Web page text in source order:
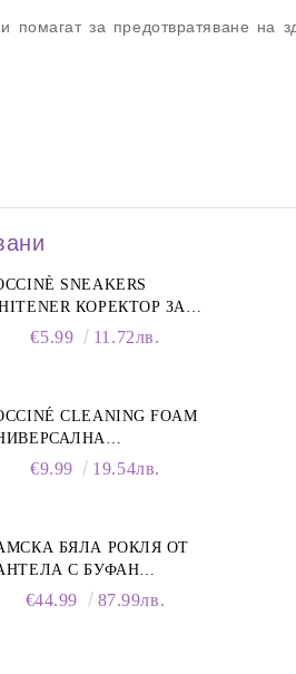
за предотвратяване на
SNEAKERS
КОРЕКТОР ЗА
МАРАТОНКИ, 75 ML
€5.99 11.72лв.
CLEANING FOAM
ПЯНА ЗА
€9.99 19.54лв.
БЯЛА РОКЛЯ ОТ
С БУФАН
И ЯКА
€44.99 87.99лв.